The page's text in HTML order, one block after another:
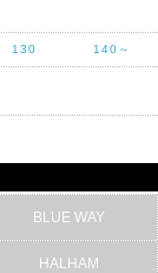
130 140～
BLUE WAY
HALHAM